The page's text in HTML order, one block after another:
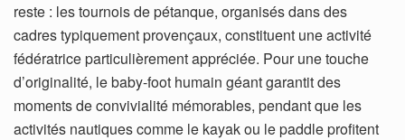
reste : les tournois de pétanque, organisés dans des
cadres typiquement provençaux, constituent une activité
fédératrice particulièrement appréciée. Pour une touche
d’originalité, le baby-foot humain géant garantit des
moments de convivialité mémorables, pendant que les
activités nautiques comme le kayak ou le paddle profitent